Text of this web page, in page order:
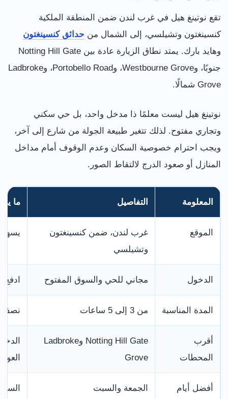
تقع نوتينغ هيل في غرب لندن ضمن المنطقة الملكية
كنسينغتون وتشيلسي، إلى الشمال من حدائق كنسينغتون
وهايد بارك. يمتد نطاق الزيارة عادة بين Notting Hill Gate
جنوبًا، وWestbourne Grove، وPortobello Road، وLadbroke
Grove شمالًا.
نوتينغ هيل ليست معلمًا ذا مدخل واحد، بل حي سكني
وتجاري مفتوح. لذلك تتغير طبيعة الجولة من شارع إلى آخر،
ويجب احترام خصوصية السكان وعدم الوقوف أمام مداخل
المنازل أو صعود الدرج لالتقاط الصور.
المعلومة التفاصيل ما
الموقع
غرب لندن، ضمن كنسينغتون
وتشيلسي
يسهل
الدخول مجاني للحي والسوق المفتوح
المدة المناسبة من 3 إلى 5 ساعات نصف
أقرب
المحطات
Notting Hill Gate وLadbroke
Grove
أفضل أيام
الجمعة والسبت